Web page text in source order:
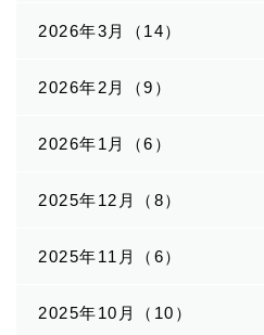
2026年3月（14）
2026年2月（9）
2026年1月（6）
2025年12月（8）
2025年11月（6）
2025年10月（10）